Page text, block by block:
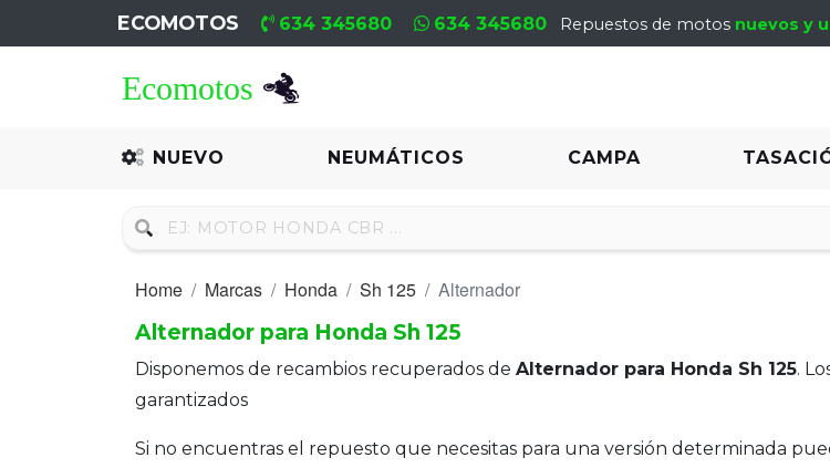
ECOMOTOS 634 345680 634 345680 Repuestos de motos nuevos y
NUEVO NEUMÁTICOS CAMPA
Recambio
Neumáticos
Motores
Motores
Home Marcas Honda Sh 125
Alternador
Alternador para Honda Sh 125
Disponemos de recambios recuperados de Alternador para Honda Sh 125.
garantizados
Si no encuentras el repuesto que necesitas para una versión determinada